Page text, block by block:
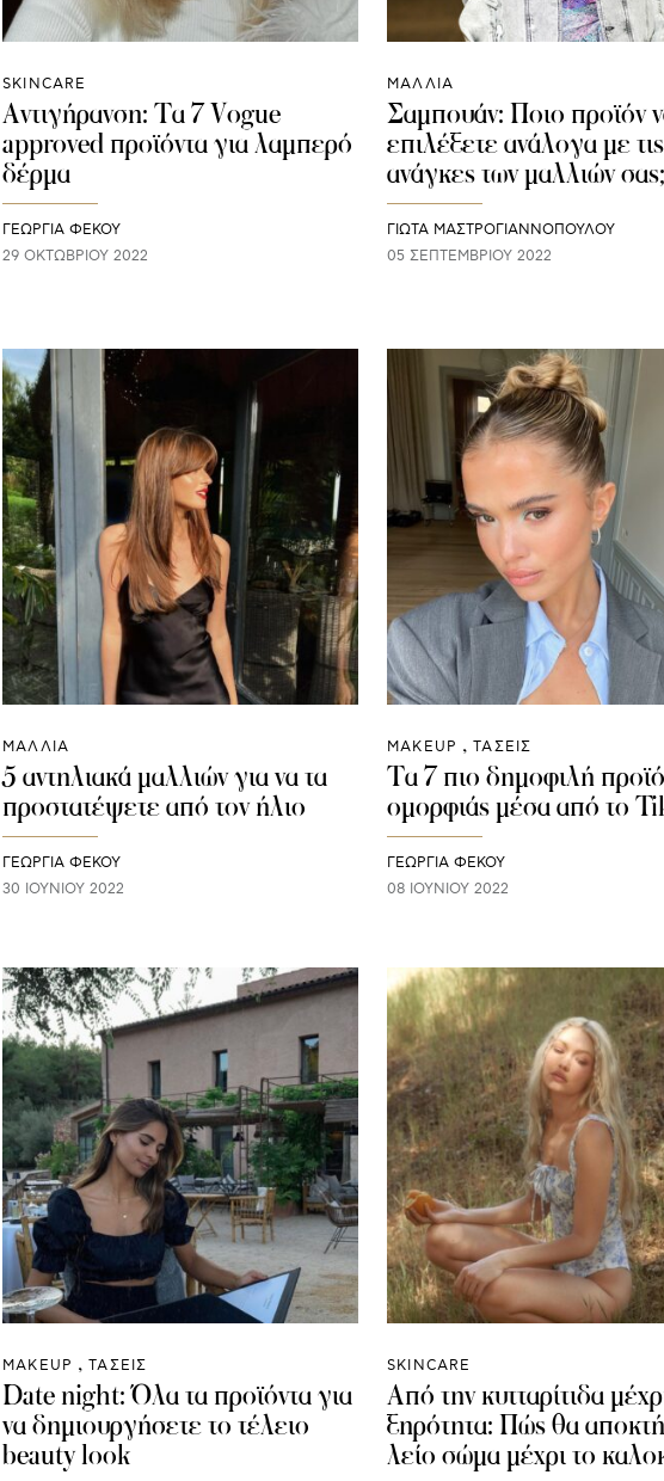
SKINCARE
Αντιγήρανση: Τα 7 Vogue
approved προϊόντα για λαμπερό
δέρμα
ΓΕΩΡΓΙΑ ΦΕΚΟΥ
29 ΟΚΤΩΒΡΊΟΥ 2022
ΜΑΛΛΙΑ
Σαμπουάν: Ποιο προϊόν
επιλέξετε ανάλογα με τις
ανάγκες των μαλλιών σας;
ΓΙΩΤΑ ΜΑΣΤΡΟΓΙΑΝΝΟΠΟΥΛΟΥ
05 ΣΕΠΤΕΜΒΡΊΟΥ 2022
ΜΑΛΛΙΑ
5 αντηλιακά μαλλιών για να τα
προστατέψετε από τον ήλιο
ΓΕΩΡΓΙΑ ΦΕΚΟΥ
30 ΙΟΥΝΊΟΥ 2022
ΜAKEUP ΤΑΣΕΙΣ
Τα 7 πιο δημοφιλή
ομορφιάς μέσα από το
ΓΕΩΡΓΙΑ ΦΕΚΟΥ
08 ΙΟΥΝΊΟΥ 2022
ΜAKEUP ΤΑΣΕΙΣ
Date night: Όλα τα προϊόντα για
να δημιουργήσετε το τέλειο
beauty look
SKINCARE
Από την κυτταρίτιδα
ξηρότητα: Πώς θα
λείο σώμα μέχρι το